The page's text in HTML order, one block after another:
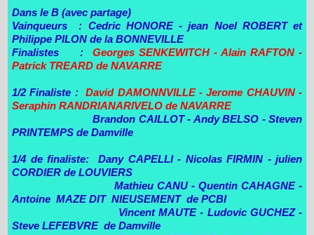
Dans le B (avec partage)
Vainqueurs : Cedric HONORE - jean Noel ROBERT et
Philippe PILON de la BONNEVILLE
Finalistes : Georges SENKEWITCH - Alain RAFTON -
Patrick TREARD de NAVARRE
1/2 Finaliste :David DAMONNVILLE - Jerome CHAUVIN -
Seraphin RANDRIANARIVELO de NAVARRE
Brandon CAILLOT - Andy BELSO - Steven
PRINTEMPS de Damville
1/4 de finaliste: Dany CAPELLI - Nicolas FIRMIN - julien
CORDIER de LOUVIERS
Mathieu CANU - Quentin CAHAGNE -
Antoine MAZE DIT NIEUSEMENT de PCBI
Vincent MAUTE - Ludovic GUCHEZ -
Steve LEFEBVRE de Damville